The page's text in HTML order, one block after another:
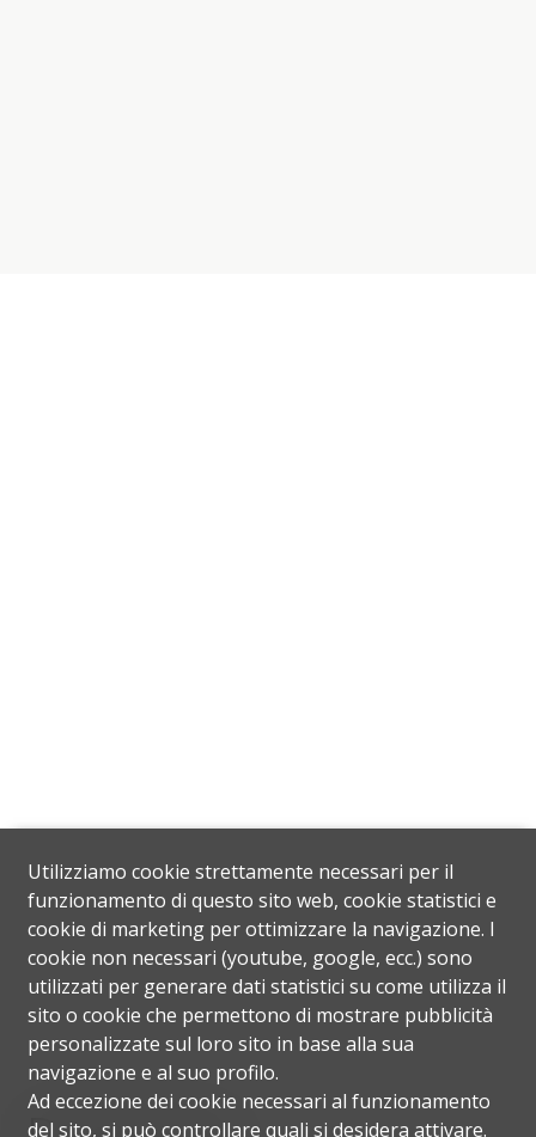
Utilizziamo cookie strettamente necessari per il
funzionamento di questo sito web, cookie statistici e
cookie di marketing per ottimizzare la navigazione. I
cookie non necessari (youtube, google, ecc.) sono
utilizzati per generare dati statistici su come utilizza il
sito o cookie che permettono di mostrare pubblicità
personalizzate sul loro sito in base alla sua
navigazione e al suo profilo.
Ad eccezione dei cookie necessari al funzionamento
del sito, si può controllare quali si desidera attivare.